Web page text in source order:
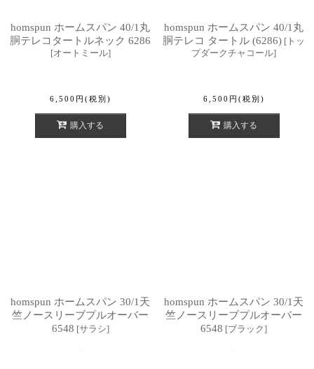
homspun ホームスパン 40/1丸
胴テレコタートルネック 6286
[オートミール]
6,500 円 (税別)
購入する
homspun ホームスパン 40/1丸
胴テレコ タートル (6286) [ トッ
プダークチャコール]
6,500 円 (税別)
購入する
homspun ホームスパン 30/1天
竺ノースリーブプルオーバー
6548 [サラシ]
homspun ホームスパン 30/1天
竺ノースリーブプルオーバー
6548 [ブラック]